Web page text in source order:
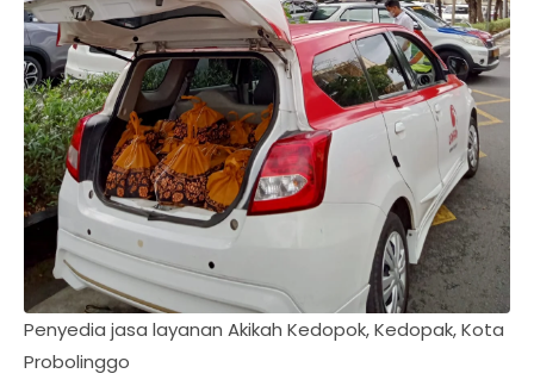
Penyedia jasa layanan Akikah Kedopok, Kedopak, Kota
Probolinggo